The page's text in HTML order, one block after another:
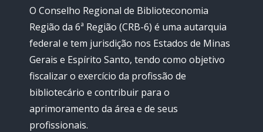
O Conselho Regional de Biblioteconomia
Região da 6ª Região (CRB-6) é uma autarquia
federal e tem jurisdição nos Estados de Minas
Gerais e Espírito Santo, tendo como objetivo
fiscalizar o exercício da profissão de
bibliotecário e contribuir para o
aprimoramento da área e de seus
profissionais.